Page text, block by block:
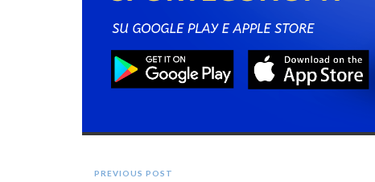
PREVIOUS POST